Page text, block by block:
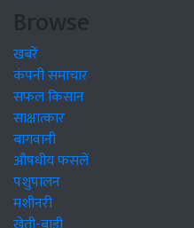
Browse
खबरें
कंपनी समाचार
सफल किसान
साक्षात्कार
बागवानी
औषधीय फसलें
पशुपालन
मशीनरी